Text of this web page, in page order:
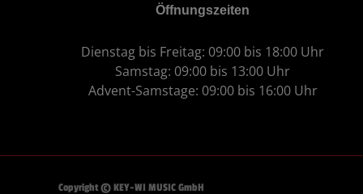
Öffnungszeiten
Dienstag bis Freitag: 09:00 bis 18:00 Uhr
Samstag: 09:00 bis 13:00 Uhr
Advent-Samstage: 09:00 bis 16:00 Uhr
Copyright © KEY-WI MUSIC GmbH